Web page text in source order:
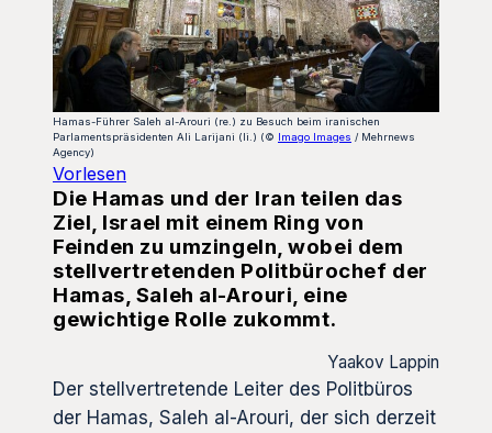
Hamas-Führer Saleh al-Arouri (re.) zu Besuch beim iranischen
Parlamentspräsidenten Ali Larijani (li.) (© Imago Images / Mehrnews
Agency)
Vorlesen
Die Hamas und der Iran teilen das
Ziel, Israel mit einem Ring von
Feinden zu umzingeln, wobei dem
stellvertretenden Politbürochef der
Hamas, Saleh al-Arouri, eine
gewichtige Rolle zukommt.
Yaakov Lappin
Der stellvertretende Leiter des Politbüros
der Hamas, Saleh al-Arouri, der sich derzeit